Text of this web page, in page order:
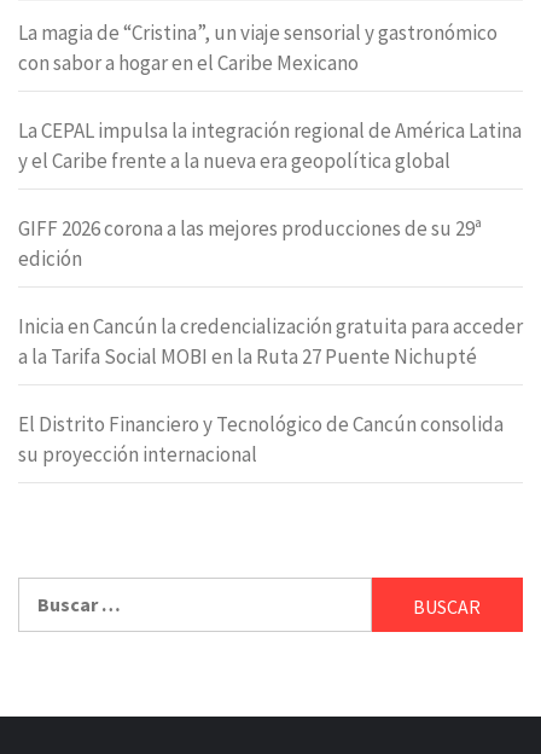
La magia de “Cristina”, un viaje sensorial y gastronómico
con sabor a hogar en el Caribe Mexicano
La CEPAL impulsa la integración regional de América Latina
y el Caribe frente a la nueva era geopolítica global
GIFF 2026 corona a las mejores producciones de su 29ª
edición
Inicia en Cancún la credencialización gratuita para acceder
a la Tarifa Social MOBI en la Ruta 27 Puente Nichupté
El Distrito Financiero y Tecnológico de Cancún consolida
su proyección internacional